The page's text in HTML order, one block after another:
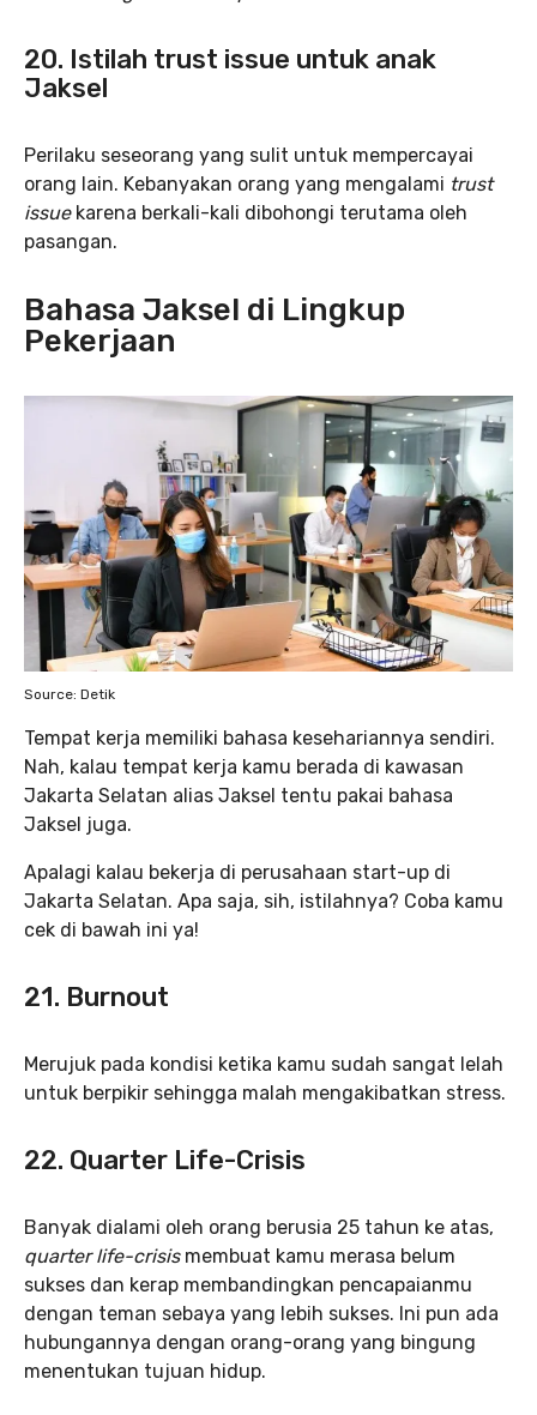
20. Istilah trust issue untuk anak
Jaksel
Perilaku seseorang yang sulit untuk mempercayai
orang lain. Kebanyakan orang yang mengalami trust
issuekarena berkali-kali dibohongi terutama oleh
pasangan.
Bahasa Jaksel di Lingkup
Pekerjaan
Source: Detik
Tempat kerja memiliki bahasa kesehariannya sendiri.
Nah, kalau tempat kerja kamu berada di kawasan
Jakarta Selatan alias Jaksel tentu pakai bahasa
Jaksel juga.
Apalagi kalau bekerja di perusahaan start-up di
Jakarta Selatan. Apa saja, sih, istilahnya? Coba kamu
cek di bawah ini ya!
21. Burnout
Merujuk pada kondisi ketika kamu sudah sangat lelah
untuk berpikir sehingga malah mengakibatkan stress.
22. Quarter Life-Crisis
Banyak dialami oleh orang berusia 25 tahun ke atas,
quarter life-crisismembuat kamu merasa belum
sukses dan kerap membandingkan pencapaianmu
dengan teman sebaya yang lebih sukses. Ini pun ada
hubungannya dengan orang-orang yang bingung
menentukan tujuan hidup.